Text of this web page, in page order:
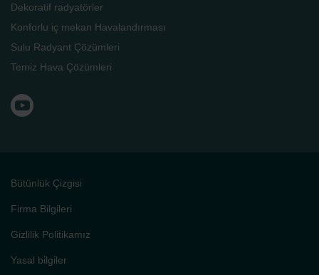
Dekoratif radyatörler
Konforlu iç mekan Havalandırması
Sulu Radyant Çözümleri
Temiz Hava Çözümleri
Bütünlük Çizgisi
Firma Bilgileri
Gizlilik Politikamız
Yasal bi̇lgi̇ler